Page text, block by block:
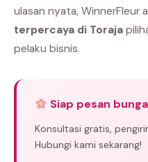
ulasan nyata, WinnerFleur
terpercaya di Toraja
pelaku bisnis.
Siap pesan
Konsultasi gratis,
Hubungi kami sekarang!